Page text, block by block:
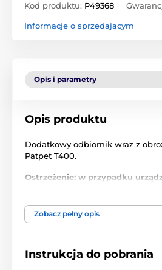
Kod produktu: P49368
Informacje o sprzedającym
Opis i parametry
Opis produktu
Dodatkowy odbiornik wraz z
Patpet T400.
Ostrzeżenie: w przypadku
różne częstotliwości!
zresetować.
Produkt znajduje się w
Zobacz pełny opis
Instrukcja do pobrania